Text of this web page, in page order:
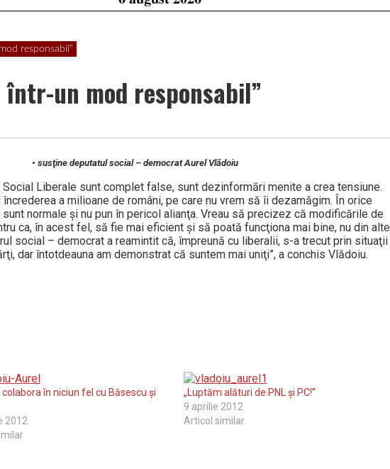
responsabil”
într-un mod responsabil”
• susţine deputatul social – democrat Aurel Vlădoiu
Liberale sunt complet false, sunt dezinformări menite a crea tensiune.
a milioane de români, pe care nu vrem să îi dezamăgim. În orice
normale şi nu pun în pericol alianţa. Vreau să precizez că modificările de
ca, în acest fel, să fie mai eficient şi să poată funcţiona mai bine, nu din alte
social – democrat a reamintit că, împreună cu liberalii, s-a trecut prin situaţii
dar întotdeauna am demonstrat că suntem mai uniţi”, a conchis Vlădoiu.
colabora în niciun fel cu Băsescu şi
2012
„Luptăm alături de PNL şi PC!”
9 aprilie 2012
Articol similar